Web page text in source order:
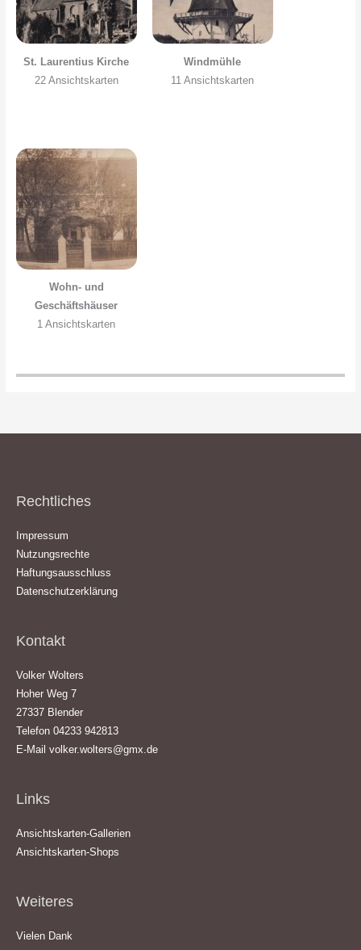
St. Laurentius Kirche
22 Ansichtskarten
Windmühle
11 Ansichtskarten
Wohn- und
Geschäftshäuser
1 Ansichtskarten
Rechtliches
Impressum
Nutzungsrechte
Haftungsausschluss
Datenschutzerklärung
Kontakt
Volker Wolters
Hoher Weg 7
27337 Blender
Telefon 04233 942813
E-Mail volker.wolters@gmx.de
Links
Ansichtskarten-Gallerien
Ansichtskarten-Shops
Weiteres
Vielen Dank